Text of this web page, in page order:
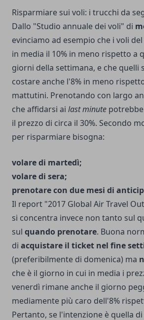
Risparmiare sui voli: i trucchi da
Dallo "Studio annuale dei voli" di
evinciamo ad esempio che i voli
in media il 10% in meno rispetto a
giorni della settimana, e che quelli
costare anche l'8% in meno
mattutini. Prenotando con largo
che affidarsi ai last minute
il prezzo di circa il 30%. Secondo
per risparmiare bisogna:
volare di martedì;
volare di sera;
prenotare con due mesi di
Il report "2017 Global Air Travel
si concentra invece non tanto sul
sul quando prenotare. Buona
di acquistare il ticket nel fine
(preferibilmente di domenica) ma
che è il giorno in cui in media i
venerdì rimane anche il giorno
mediamente più caro dell'8%
Pertanto, se l'intenzione è quella